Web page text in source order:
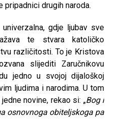
pripadnici drugih naroda.
gdje ljubav sve
te stvara katoličko
različitosti. To je Kristova
slijediti Zaručnikovu
jedno u svojoj dijaloškoj
ljudima i narodima. U tom
novine, rekao si: „Bog i
osnovnoga obiteljskoga pa